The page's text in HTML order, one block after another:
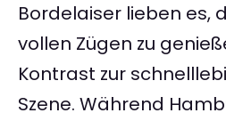
Bordelaiser lieben es,
vollen Zügen zu
Kontrast zur
Szene. Während